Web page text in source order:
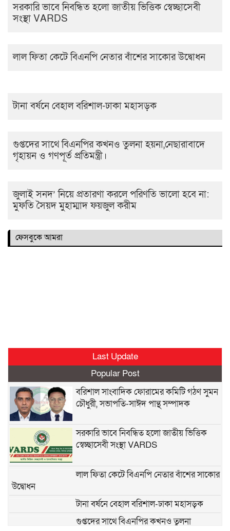
সরকারি ভাবে নিবন্ধিত হলো জাতীয় ভিত্তিক স্বেচ্ছাসেবী
সংস্থা VARDS
লাল ফিতা কেটে বিএনপি নেতার বাঁশের সাকোর উদ্বোধন
টানা বর্ষনে বেহাল বরিশাল-ঢাকা মহাসড়ক
গুপ্তদের সাথে বিএনপির কখনও তুলনা হয়না,নেছারাবাদে
গৃহায়ন ও গণপূর্ত প্রতিমন্ত্রী।
জুলাই সনদ’ নিয়ে প্রতারণা করলে পরিণতি ভালো হবে না:
মুফতি সৈয়দ মুহাম্মাদ ফয়জুল করীম
ফেসবুকে আমরা
Last Update
Popular Post
বরিশাল সাংবাদিক ফোরামের কমিটি গঠণ সুমন
চৌধুরী, সভাপতি-সাঈদ পান্থ সম্পাদক
সরকারি ভাবে নিবন্ধিত হলো জাতীয় ভিত্তিক
স্বেচ্ছাসেবী সংস্থা VARDS
লাল ফিতা কেটে বিএনপি নেতার বাঁশের সাকোর
উদ্বোধন
টানা বর্ষনে বেহাল বরিশাল-ঢাকা মহাসড়ক
গুপ্তদের সাথে বিএনপির কখনও তুলনা